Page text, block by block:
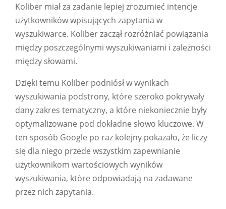
Koliber miał za zadanie lepiej zrozumieć intencje
użytkowników wpisujących zapytania w
wyszukiwarce. Koliber zaczął rozróżniać powiązania
między poszczególnymi wyszukiwaniami i zależności
między słowami.
Dzięki temu Koliber podniósł w wynikach
wyszukiwania podstrony, które szeroko pokrywały
dany zakres tematyczny, a które niekoniecznie były
optymalizowane pod dokładne słowo kluczowe. W
ten sposób Google po raz kolejny pokazało, że liczy
się dla niego przede wszystkim zapewnianie
użytkownikom wartościowych wyników
wyszukiwania, które odpowiadają na zadawane
przez nich zapytania.